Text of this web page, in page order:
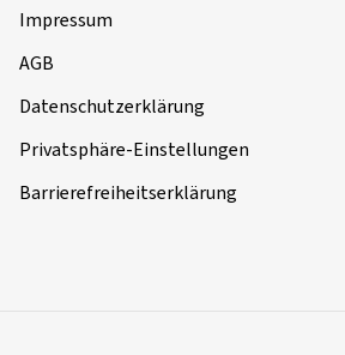
Impressum
AGB
Datenschutzerklärung
Privatsphäre-Einstellungen
Barrierefreiheitserklärung